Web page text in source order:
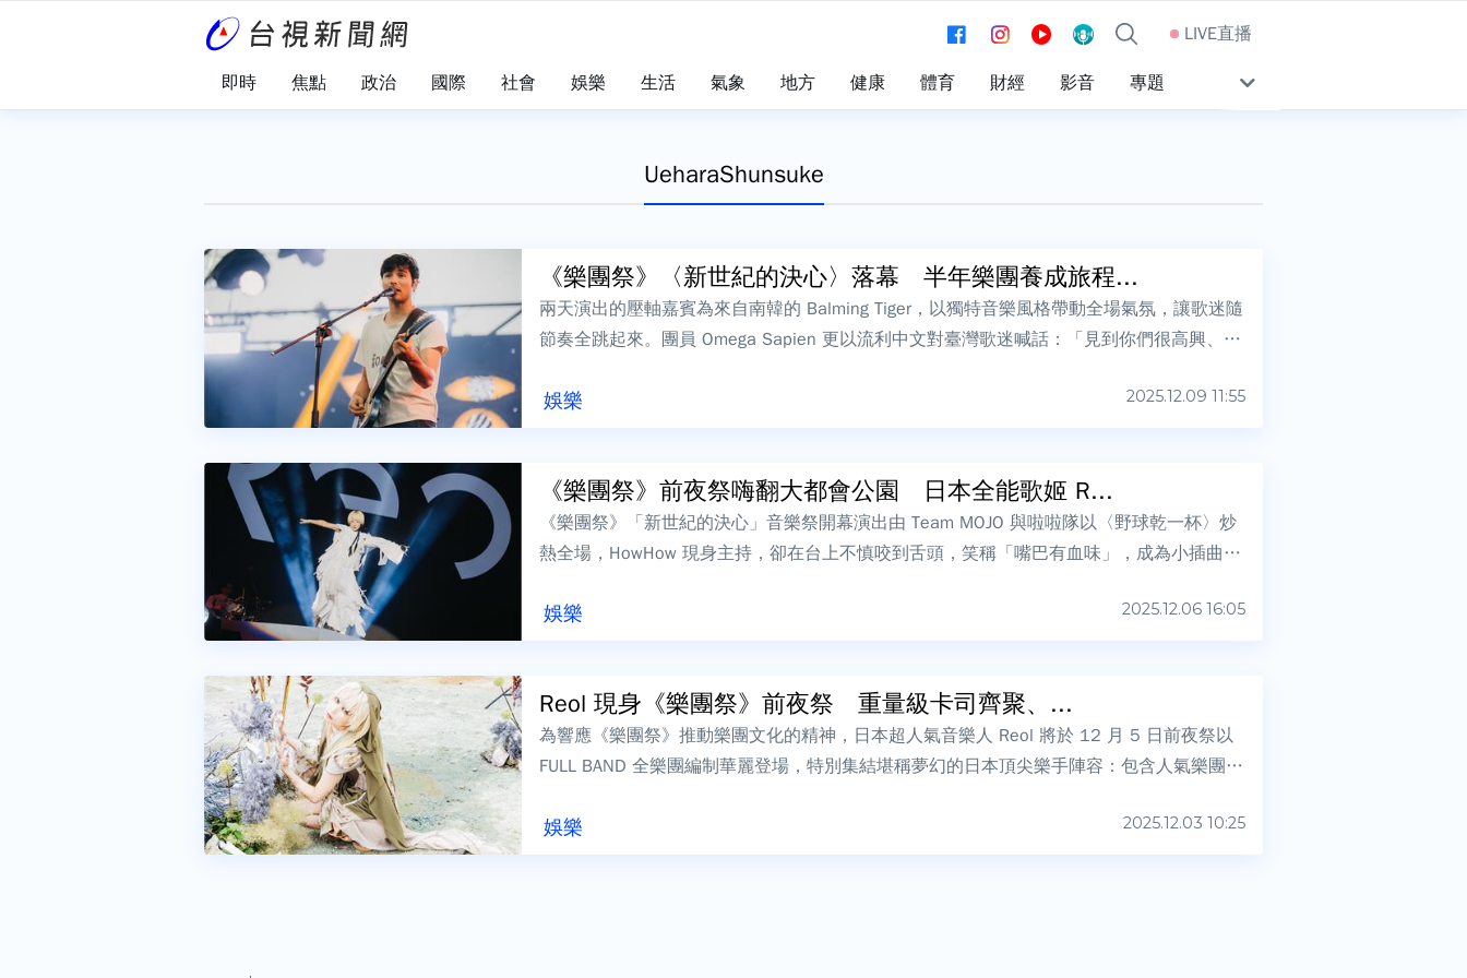
LIVE直播
即時 焦點 政治 國際 社會 娛樂 生活 氣象 地方 健康 體育 財經 影音 專題
UeharaShunsuke
娛樂
《樂團祭》〈新世紀的決心〉落幕 半年樂團養成旅程...
2025.12.09 11:55
兩天演出的壓軸嘉賓為來自南韓的 Balming Tiger，以獨特音樂風格帶動全場氣氛，讓歌迷隨
節奏全跳起來。團員 Omega Sapien 更以流利中文對臺灣歌迷喊話：「見到你們很高興、我
娛樂
《樂團祭》前夜祭嗨翻大都會公園 日本全能歌姬 R...
2025.12.06 16:05
《樂團祭》「新世紀的決心」音樂祭開幕演出由 Team MOJO 與啦啦隊以〈野球乾一杯〉炒
熱全場，HowHow 現身主持，卻在台上不慎咬到舌頭，笑稱「嘴巴有血味」，成為小插曲。
娛樂
Reol 現身《樂團祭》前夜祭 重量級卡司齊聚、...
2025.12.03 10:25
為響應《樂團祭》推動樂團文化的精神，日本超人氣音樂人 Reol 將於 12 月 5 日前夜祭以
FULL BAND 全樂團編制華麗登場，特別集結堪稱夢幻的日本頂尖樂手陣容：包含人氣樂團